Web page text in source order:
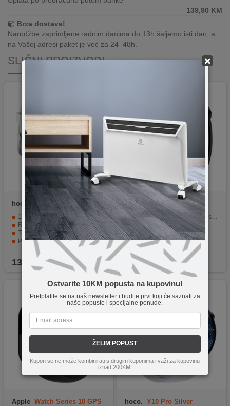
×
Ostvarite 10KM popusta na kupovinu!
Pretplatite se na naš newsletter i budite prvi koji će saznati za
naše popuste i specijalne ponude.
ŽELIM POPUST
Kupon se ne može kombinirati s drugim kuponima i važi za kupovinu
iznad 200KM.
139,90 KM
Brza dostava!
Narudžbe zaprimljene radnim danima do 13h šaljemo isti dan, a
na Vašoj adresi paket je već za 24–48h.
SLIČNI PROIZVODI
hoco. Y19 Silver
1,96" AMOLED kapacitivni ekran
Rezolucija 502 × 410 px
Trajanje baterije oko 7 - 10 dana
Praćenje tjelesne aktivnosti
Kompatibilnost iOS i Android uređaji
139,90 KM
hoco. Y1 Pro
Pametni sat sa 1.75" TFT zaslonom
Dual Bluetooth podrška
Rezolucija 240 x 285 pixel
Trajanje baterije od 7 dana
Praćenje tjelesne altivnosti
129,90KM
Apple Watch Series 10 GPS
hoco. Y10 Pro Silver